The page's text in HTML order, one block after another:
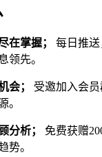
在掌握；
每日推
领先。
会；
受邀加入会员
。
分析；
免费获赠
势。